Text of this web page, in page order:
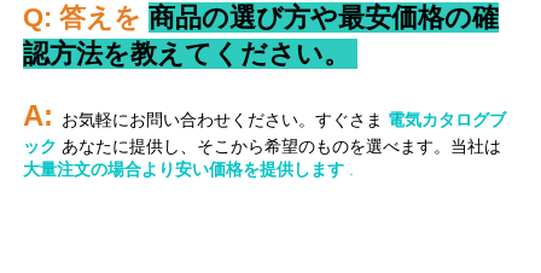
Q: 答えを 商品の選び方や最安価格の確
認方法を教えてください。
A: お気軽にお問い合わせください。すぐさま 電気カタログブ
ック
大量注文の場合より安い価格を提供します